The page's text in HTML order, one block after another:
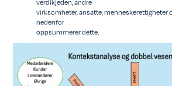
virksomheter, ansatte, menneskerettigheter
nedenfor
oppsummerer dette.